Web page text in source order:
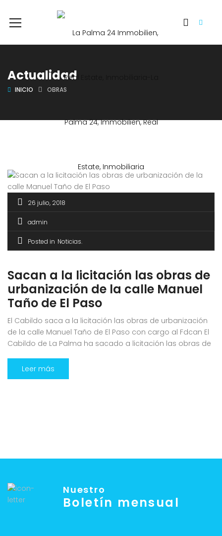
Actualidad
INICIO OBRAS
26 julio, 2018
admin
Posted in Noticias
Sacan a la licitación las obras de
urbanización de la calle Manuel
Taño de El Paso
El Cabildo saca a la licitación las obras de urbanización
de la calle Manuel Taño de El Paso con cargo al Fdcan El
Cabildo de La Palma ha sacado a licitación las obras de
casco urbano de El Paso, en el marco del programa para
la […]
Leer más
Nuestro
Boletín mensual